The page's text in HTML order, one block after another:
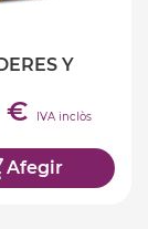
Y
€ IVA inclòs
Afegir